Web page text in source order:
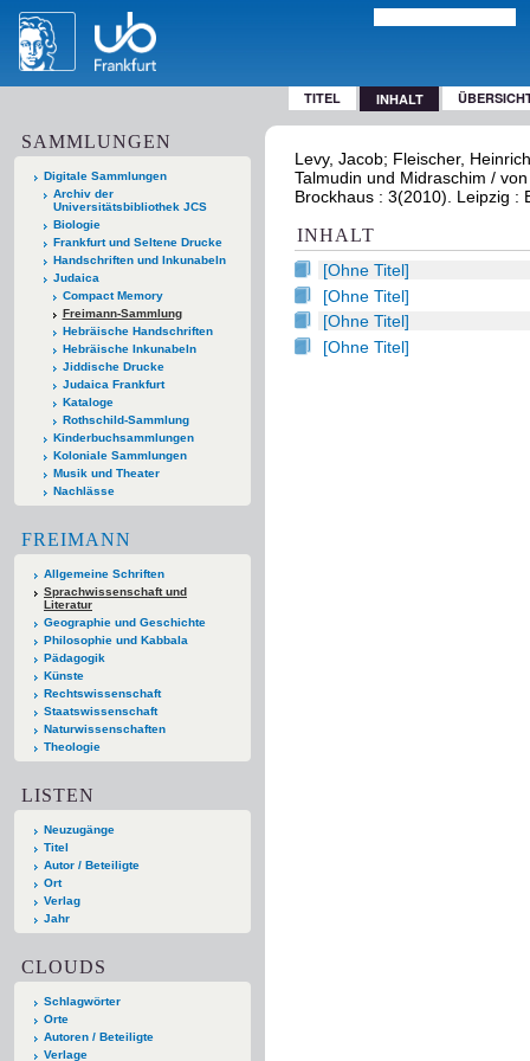
TITEL INHALT
SAMMLUNGEN
Digitale Sammlungen
Archiv der
Universitätsbibliothek JCS
Biologie
Frankfurt und Seltene Drucke
Handschriften und Inkunabeln
Judaica
Compact Memory
Freimann-Sammlung
Hebräische Handschriften
Hebräische Inkunabeln
Jiddische Drucke
Judaica Frankfurt
Kataloge
Rothschild-Sammlung
Kinderbuchsammlungen
Koloniale Sammlungen
Musik und Theater
Nachlässe
FREIMANN
Allgemeine Schriften
Sprachwissenschaft und
Literatur
Geographie und Geschichte
Philosophie und Kabbala
Pädagogik
Künste
Rechtswissenschaft
Staatswissenschaft
Naturwissenschaften
Theologie
LISTEN
Neuzugänge
Titel
Autor / Beteiligte
Ort
Verlag
Jahr
CLOUDS
Schlagwörter
Orte
Autoren / Beteiligte
Verlage
Levy, Jacob; Fleischer,
Talmudin und Midraschim /
Brockhaus : 3(2010). Leipzig :
INHALT
[Ohne Titel]
[Ohne Titel]
[Ohne Titel]
[Ohne Titel]